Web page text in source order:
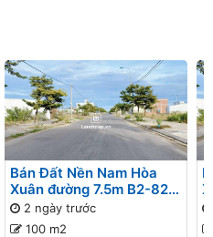
Bán Đất Nền Nam Hòa
Xuân đường 7.5m B2-82
lô 4x - Gần Sông
2 ngày trước
100 m2